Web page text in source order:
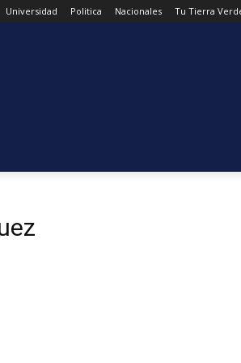
Universidad Politica Nacionales Tu Tierra